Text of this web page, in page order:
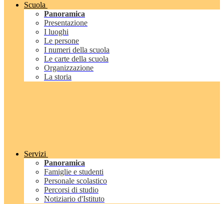
Scuola
Panoramica
Presentazione
I luoghi
Le persone
I numeri della scuola
Le carte della scuola
Organizzazione
La storia
Servizi
Panoramica
Famiglie e studenti
Personale scolastico
Percorsi di studio
Notiziario d'Istituto